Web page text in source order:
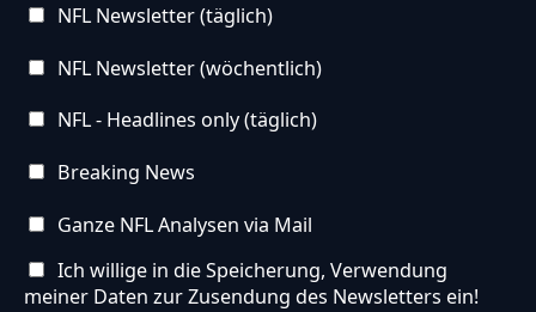
NFL Newsletter (täglich)
NFL Newsletter (wöchentlich)
NFL - Headlines only (täglich)
Breaking News
Ganze NFL Analysen via Mail
Ich willige in die Speicherung, Verwendung
meiner Daten zur Zusendung des Newsletters ein!